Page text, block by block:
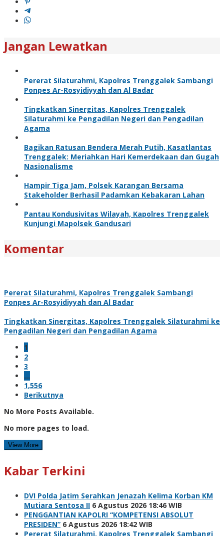
Jangan Lewatkan
Pererat Silaturahmi, Kapolres Trenggalek Sambangi
Ponpes Ar-Rosyidiyyah dan Al Badar
Tingkatkan Sinergitas, Kapolres Trenggalek
Silaturahmi ke Pengadilan Negeri dan Pengadilan
Agama
Bagikan Ratusan Bendera Merah Putih, Kasatlantas
Trenggalek: Meriahkan Hari Kemerdekaan dan Gugah
Nasionalisme
Hampir Tiga Jam, Polsek Karangan Bersama
Stakeholder Berhasil Padamkan Kebakaran Lahan
Pantau Kondusivitas Wilayah, Kapolres Trenggalek
Kunjungi Mapolsek Gandusari
Komentar
Pererat Silaturahmi, Kapolres Trenggalek Sambangi
Ponpes Ar-Rosyidiyyah dan Al Badar
Tingkatkan Sinergitas, Kapolres Trenggalek Silaturahmi ke
Pengadilan Negeri dan Pengadilan Agama
1
2
3
…
1,556
Berikutnya
No More Posts Available.
No more pages to load.
View More
Kabar Terkini
DVI Polda Jatim Serahkan Jenazah Kelima Korban KM
Mutiara Sentosa II 6 Agustus 2026 18:46 WIB
PENGGANTIAN KAPOLRI “KOMPETENSI ABSOLUT
PRESIDEN” 6 Agustus 2026 18:42 WIB
Pererat Silaturahmi, Kapolres Trenggalek Sambangi